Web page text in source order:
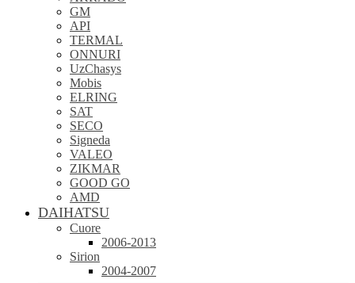
GM
API
TERMAL
ONNURI
UzChasys
Mobis
ELRING
SAT
SECO
Signeda
VALEO
ZIKMAR
GOOD GO
AMD
DAIHATSU
Cuore
2006-2013
Sirion
2004-2007